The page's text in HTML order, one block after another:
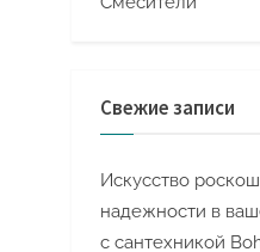
Свежие записи
Искусство
надежности в
с сантехникой